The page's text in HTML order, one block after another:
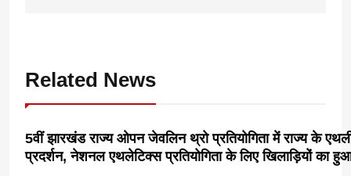
Related News
5वीं झारखंड राज्य ओपन जेवलिन थ्रो प्रतियोगिता में राज्य के
प्रदर्शन, नेशनल एथलेटिक्स प्रतियोगिता के लिए खिलाड़ियों का